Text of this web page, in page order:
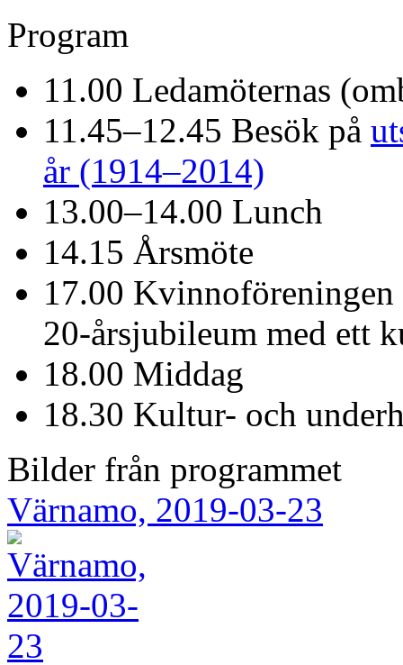
Program
11.00 Ledamöternas
11.45–12.45 Besök på
år (1914–2014)
13.00–14.00 Lunch
14.15 Årsmöte
17.00
20-årsjubileum med ett
18.00 Middag
18.30 Kultur- och
Bilder från programmet
Värnamo, 2019-03-23